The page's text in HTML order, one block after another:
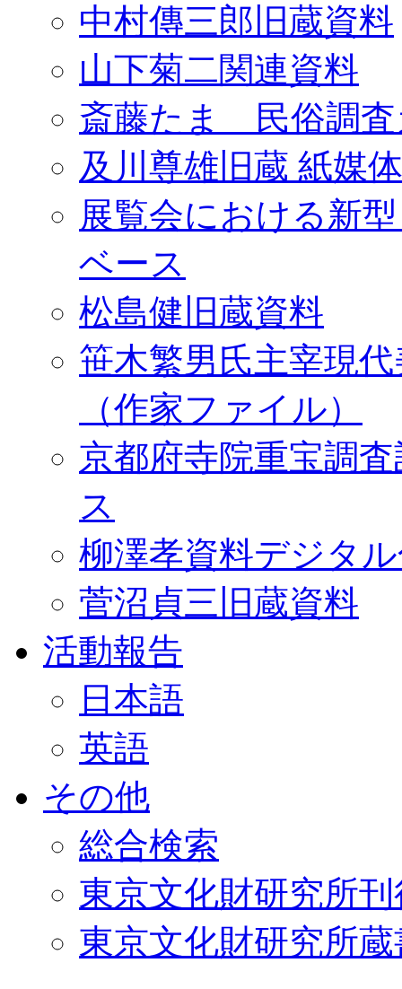
中村傳三郎旧蔵資料
山下菊二関連資料
斎藤たま 民俗調査
及川尊雄旧蔵 紙媒
展覧会における新
ベース
松島健旧蔵資料
笹木繁男氏主宰現
（作家ファイル）
京都府寺院重宝調
ス
柳澤孝資料デジタ
菅沼貞三旧蔵資料
活動報告
日本語
英語
その他
総合検索
東京文化財研究所
東京文化財研究所